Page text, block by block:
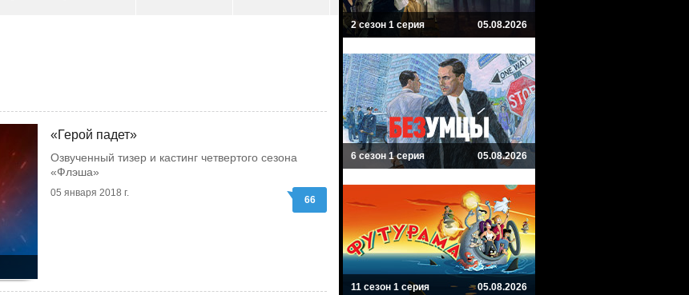
«Герой падет»
Озвученный тизер и кастинг четвертого сезона
«Флэша»
05 января 2018 г.
66
2 сезон 1 серия 05.08.2026
6 сезон 1 серия 05.08.2026
11 сезон 1 серия 05.08.2026